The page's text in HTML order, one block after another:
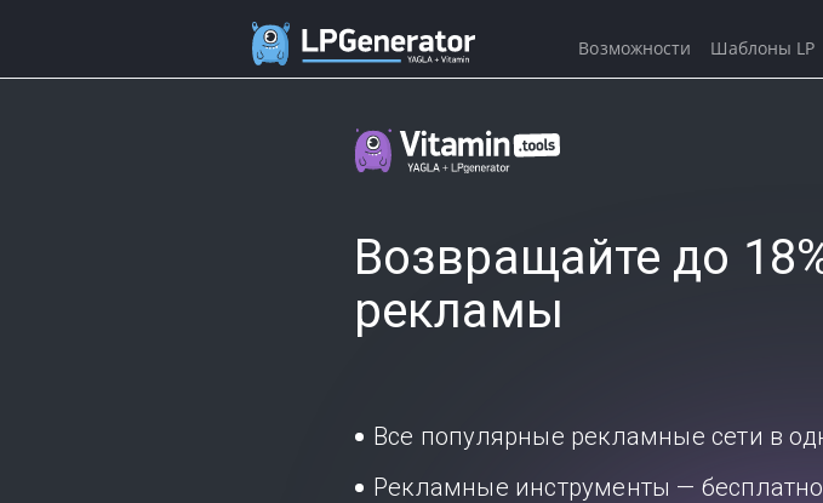
Возвращайте до
рекламы
Все популярные рекламные сети в
Рекламные инструменты — бесплатно
Возможности Шаблоны LP